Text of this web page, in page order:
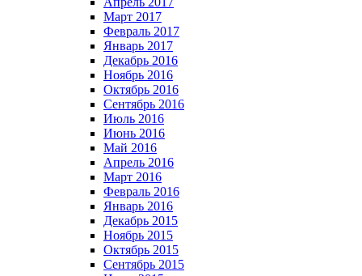
Март 2017
Февраль 2017
Январь 2017
Декабрь 2016
Ноябрь 2016
Октябрь 2016
Сентябрь 2016
Июль 2016
Июнь 2016
Май 2016
Апрель 2016
Март 2016
Февраль 2016
Январь 2016
Декабрь 2015
Ноябрь 2015
Октябрь 2015
Сентябрь 2015